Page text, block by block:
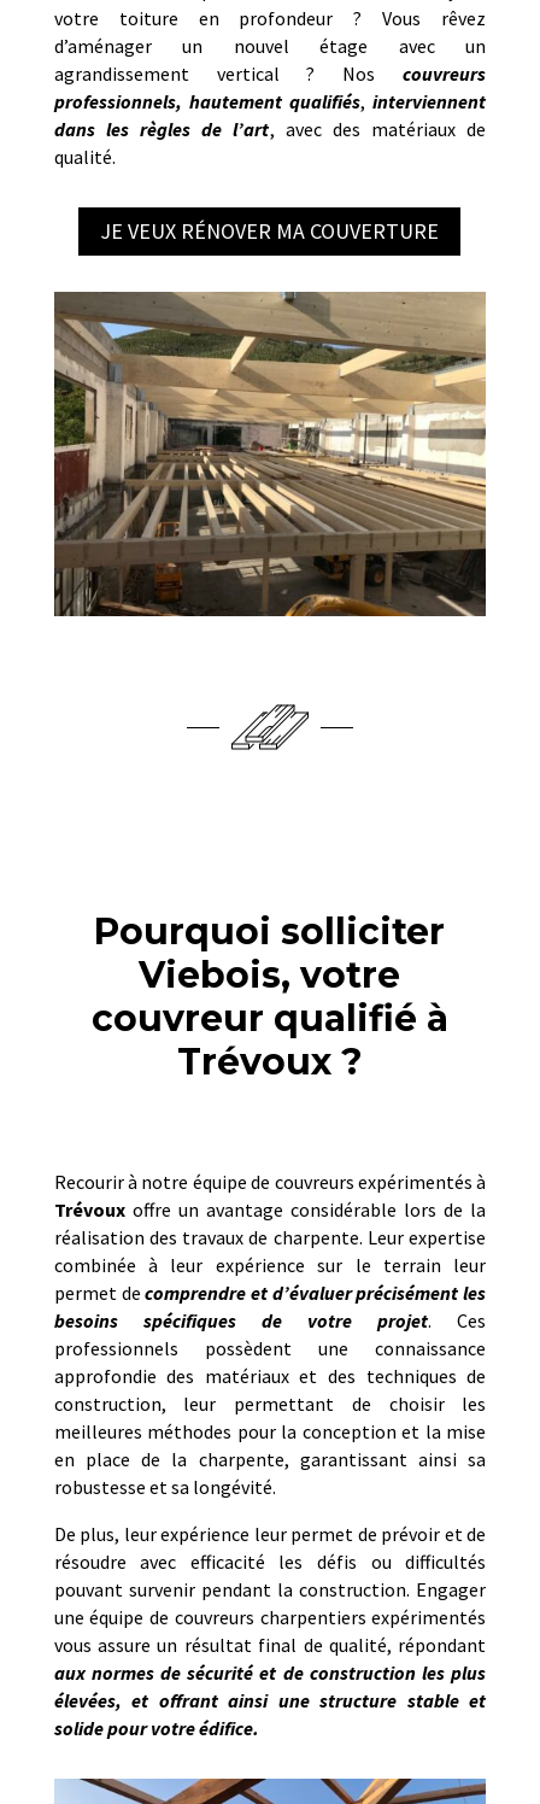
votre toiture en profondeur ? Vous rêvez
d’aménager un nouvel étage avec un
agrandissement vertical ? Noscouvreurs
professionnels, hautement qualifiés,interviennent
dans les règles de l’art, avec des matériaux de
qualité.
JE VEUX RÉNOVER MA COUVERTURE
Pourquoi solliciter
Viebois, votre
couvreur qualifié à
Trévoux ?
Recourir à notre équipe de couvreurs expérimentés à
Trévouxoffre un avantage considérable lors de la
réalisation des travaux de charpente. Leur expertise
combinée à leur expérience sur le terrain leur
permet decomprendre et d’évaluer précisément les
besoins spécifiques de votre projet. Ces
professionnels possèdent une connaissance
approfondie des matériaux et des techniques de
construction, leur permettant de choisir les
meilleures méthodes pour la conception et la mise
en place de la charpente, garantissant ainsi sa
robustesse et sa longévité.
De plus, leur expérience leur permet de prévoir et de
résoudre avec efficacité les défis ou difficultés
pouvant survenir pendant la construction. Engager
une équipe de couvreurs charpentiers expérimentés
vous assure un résultat final de qualité, répondant
aux normes de sécurité et de construction les plus
élevées, et offrant ainsi une structure stable et
solide pour votre édifice.